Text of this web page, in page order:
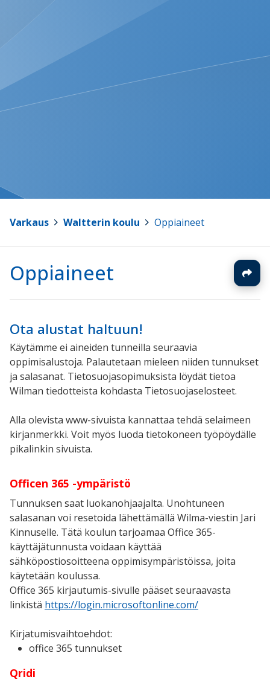
Varkaus Waltterin koulu Oppiaineet
Oppiaineet
Ota alustat haltuun!
Käytämme ei aineiden tunneilla seuraavia
oppimisalustoja. Palautetaan mieleen niiden tunnukset
ja salasanat. Tietosuojasopimuksista löydät tietoa
Wilman tiedotteista kohdasta Tietosuojaselosteet.
Alla olevista www-sivuista kannattaa tehdä selaimeen
kirjanmerkki. Voit myös luoda tietokoneen työpöydälle
pikalinkin sivuista.
Officen 365 -ympäristö
Tunnuksen saat luokanohjaajalta. Unohtuneen
salasanan voi resetoida lähettämällä Wilma-viestin Jari
Kinnuselle. Tätä koulun tarjoamaa Office 365-
käyttäjätunnusta voidaan käyttää
sähköpostiosoitteena oppimisympäristöissa, joita
käytetään koulussa.
Office 365 kirjautumis-sivulle pääset seuraavasta
linkistä https://login.microsoftonline.com/
Kirjatumisvaihtoehdot:
office 365 tunnukset
Qridi